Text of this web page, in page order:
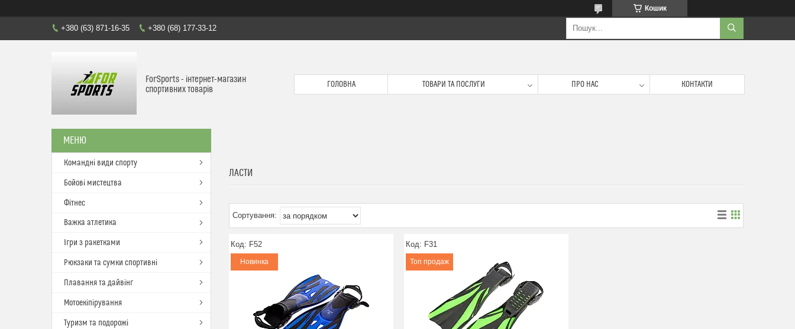
Кошик
+380 (63) 871-16-35 +380 (68) 177-33-12
ForSports - інтернет-магазин
спортивних товарів
ГОЛОВНА ТОВАРИ ТА ПОСЛУГИ ПРО НАС КОНТАКТИ
ЛАСТИ
F52
Новинка
F31
Топ продаж
Командні види спорту
Бойові мистецтва
Фітнес
Важка атлетика
Ігри з ракетками
Рюкзаки та сумки спортивні
Плавання та дайвінг
Мотоекіпірування
Туризм та подорожі